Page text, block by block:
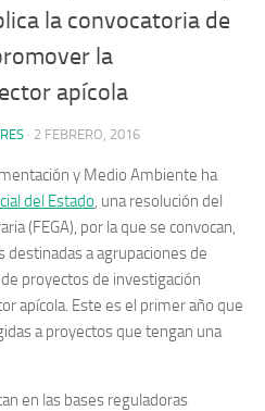
la convocatoria de
la
apícola
· 2 FEBRERO, 2016
y Medio Ambiente ha
del Estado, una resolución del
(FEGA), por la que se convocan,
destinadas a agrupaciones de
proyectos de investigación
apícola. Este es el primer año que
a proyectos que tengan una
en las bases reguladoras